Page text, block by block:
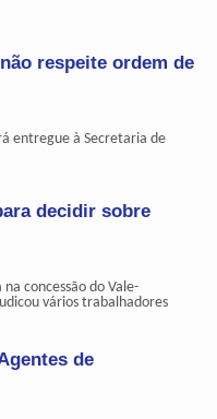
respeite ordem de
entregue à Secretaria de
decidir sobre
concessão do Vale-
vários trabalhadores
de